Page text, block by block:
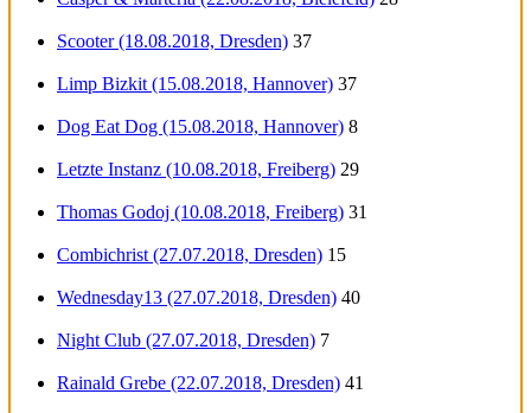
Scooter (18.08.2018, Dresden) 37
Limp Bizkit (15.08.2018, Hannover) 37
Dog Eat Dog (15.08.2018, Hannover) 8
Letzte Instanz (10.08.2018, Freiberg) 29
Thomas Godoj (10.08.2018, Freiberg) 31
Combichrist (27.07.2018, Dresden) 15
Wednesday13 (27.07.2018, Dresden) 40
Night Club (27.07.2018, Dresden) 7
Rainald Grebe (22.07.2018, Dresden) 41